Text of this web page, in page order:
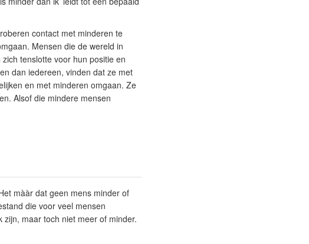
contact met minderen te
Mensen die de wereld in
tenslotte voor hun positie en
dan iedereen, vinden dat ze met
en met minderen omgaan. Ze
Alsof die mindere mensen
mààr dat geen mens minder of
die voor veel mensen
maar toch niet meer of minder.